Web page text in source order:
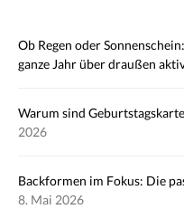
Ob Regen oder
ganze Jahr über draußen
Warum sind
2026
Backformen im Fokus: Die
8. Mai 2026